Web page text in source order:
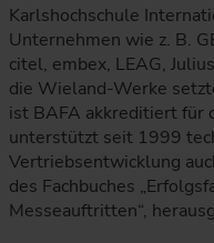
Karlshochschule
Unternehmen wie z. B.
citel, embex, LEAG,
die Wieland-Werke
ist BAFA akkreditiert für
unterstützt seit 1999
Vertriebsentwicklung
des Fachbuches
Messeauftritten“,